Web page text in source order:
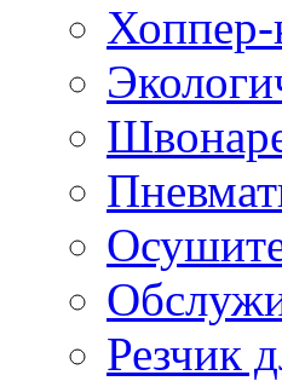
Резчик